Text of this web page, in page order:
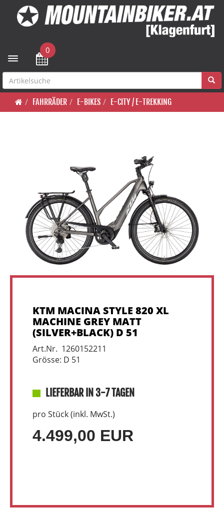
Toggle navigation
0
FAHRRÄDER E-BIKES E-CITY / E-TREKKING
KTM MACINA STYLE 820 XL
MACHINE GREY MATT
(SILVER+BLACK) D 51
Art.Nr. 1260152211
Grösse: D 51
LIEFERBAR IN 3-7 TAGEN
pro Stück (inkl. MwSt.)
4.499,00 EUR